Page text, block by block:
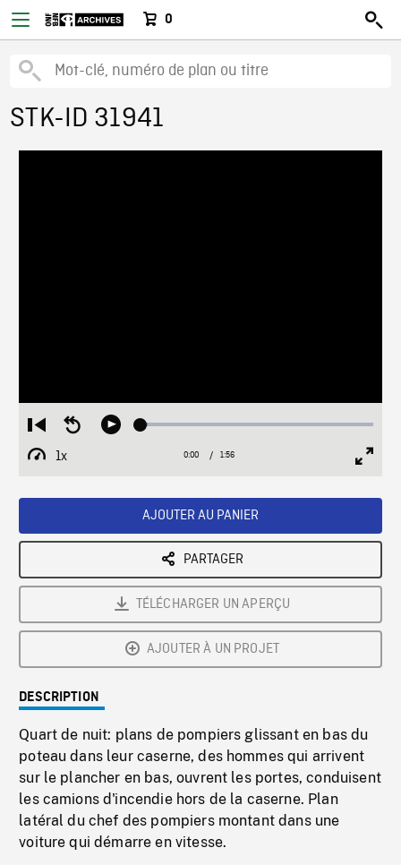
0
STK-ID 31941
Restart
from
beginning
Seek
Play Loaded:
1x
Playback
Current
0:00 / Duration
1:56
AJOUTER AU PANIER
PARTAGER
TÉLÉCHARGER UN APERÇU
AJOUTER À UN PROJET
DESCRIPTION
Quart de nuit: plans de pompiers glissant en bas du
poteau dans leur caserne, des hommes qui arrivent
sur le plancher en bas, ouvrent les portes, conduisent
les camions d'incendie hors de la caserne. Plan
latéral du chef des pompiers montant dans une
voiture qui démarre en vitesse.